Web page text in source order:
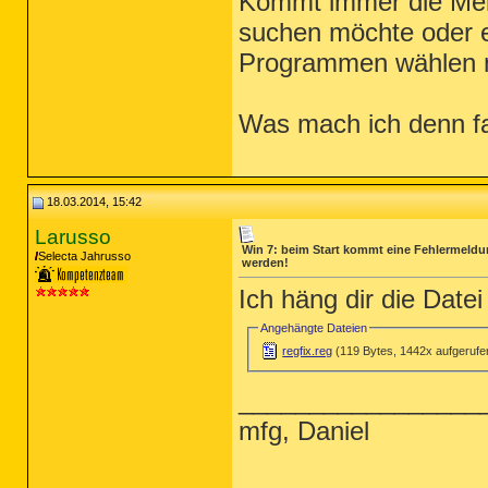
suchen möchte oder
Programmen wählen
Was mach ich denn
18.03.2014, 15:42
Larusso
Selecta Jahrusso
Win 7: beim Start kommt eine
werden!
Ich häng dir die
Angehängte Dateien
regfix.reg (119 Bytes, 1442x
mfg, Daniel